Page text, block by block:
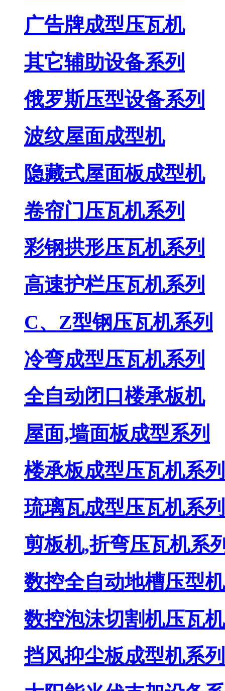
广告牌成型压瓦机
其它辅助设备系列
俄罗斯压型设备系列
波纹屋面成型机
隐藏式屋面板成型机
卷帘门压瓦机系列
彩钢拱形压瓦机系列
高速护栏压瓦机系列
C、Z型钢压瓦机系列
冷弯成型压瓦机系列
全自动闭口楼承板机
屋面,墙面板成型系列
楼承板成型压瓦机系列
琉璃瓦成型压瓦机系列
剪板机,折弯压瓦机系
数控全自动地槽压型机
数控泡沫切割机压瓦
挡风抑尘板成型机系列